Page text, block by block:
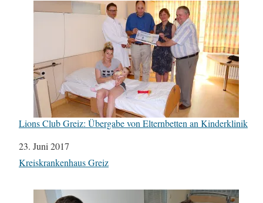
Lions Club Greiz: Übergabe von Elternbetten an Kinderklinik
Datum
23. Juni 2017
In Bezug auf
Kreiskrankenhaus Greiz